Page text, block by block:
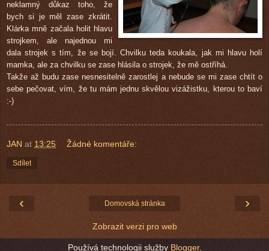
neklamný důkaz toho, že
bych si je měl zase zkrátit.
Klárka mně začala holit hlavu
strojkem, ale najednou mi
dala strojek s tím, že se bojí. Chvilku teda koukala, jak mi hlavu holí
mamka, ale za chvilku se zase hlásila o strojek, že mě ostříhá.
Takže až budu zase nesnesitelně zarostlej a nebude se mi zase chtít o
sebe pečovat, vím, že tu mám jednu skvělou vizážistku, kterou to baví
:-)
JAN at 13:25 Žádné komentáře:
Sdílet
‹ ›
Domovská stránka
Zobrazit verzi pro web
Používá technologii služby Blogger.